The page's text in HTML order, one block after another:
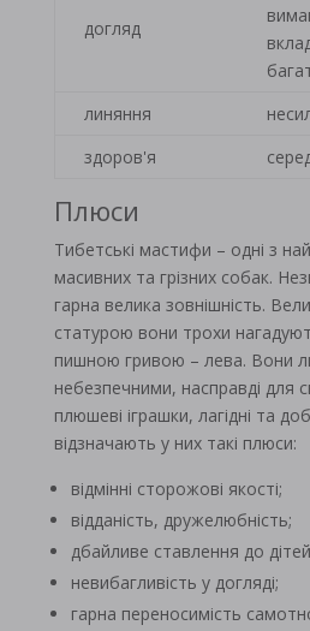
догляд
линяння
здоров'я
Плюси
Тибетські мастифи – одні з
масивних та грізних собак.
гарна велика зовнішність.
статурою вони трохи
пишною гривою – лева. Вони
небезпечними, насправді для
плюшеві іграшки, лагідні та
відзначають у них такі плюси:
відмінні сторожові якості;
відданість, дружелюбність;
дбайливе ставлення до
невибагливість у догляді;
гарна переносимість